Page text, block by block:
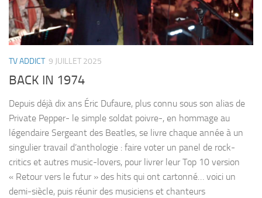
TV ADDICT 9 JUILLET 2025
BACK IN 1974
Depuis déjà dix ans Éric Dufaure, plus connu sous son alias de
Private Pepper- le simple soldat poivre-, en hommage au
légendaire Sergeant des Beatles, se livre chaque année à un
singulier travail d’anthologie : faire voter un panel de rock-
critics et autres music-lovers, pour livrer leur Top 10 version
« Retour vers le futur » des hits qui ont cartonné… voici un
demi-siècle, puis réunir des musiciens et chanteurs